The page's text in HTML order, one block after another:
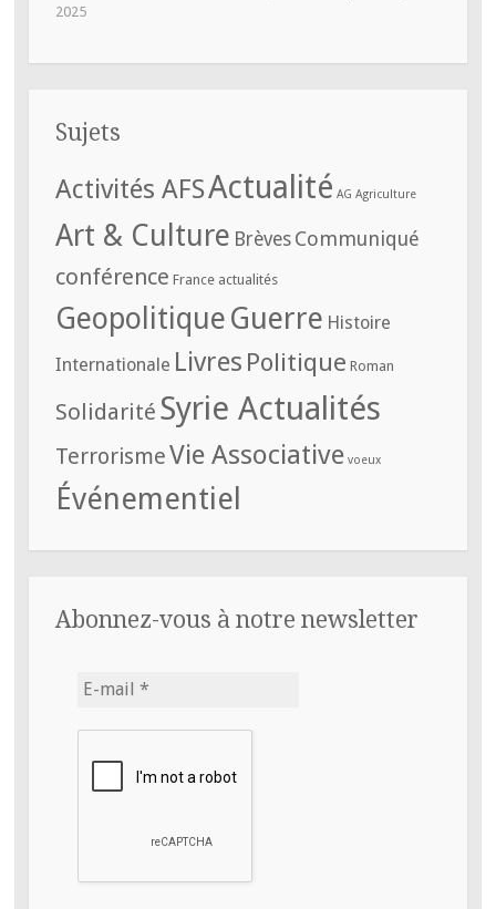
2025
Sujets
Activités AFSActualité AG Agriculture
Art & Culture Brèves Communiqué
conférence France actualités
GeopolitiqueGuerre Histoire
Internationale Livres Politique Roman
Solidarité Syrie Actualités
TerrorismeVie Associative voeux
Événementiel
Abonnez-vous à notre newsletter